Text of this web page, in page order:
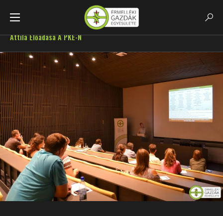
Talajmegújító Mezőgazdaság – Kökény
Attila Előadása A PKE-N